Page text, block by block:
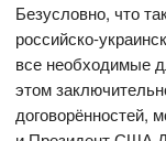
Безусловно, что
российско-
все необходимые
этом
договорённостей,